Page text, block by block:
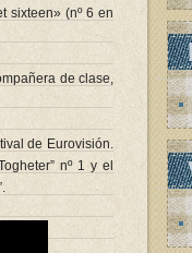
sixteen» (nº 6 en
de clase,
de Eurovisión.
nº 1 y el